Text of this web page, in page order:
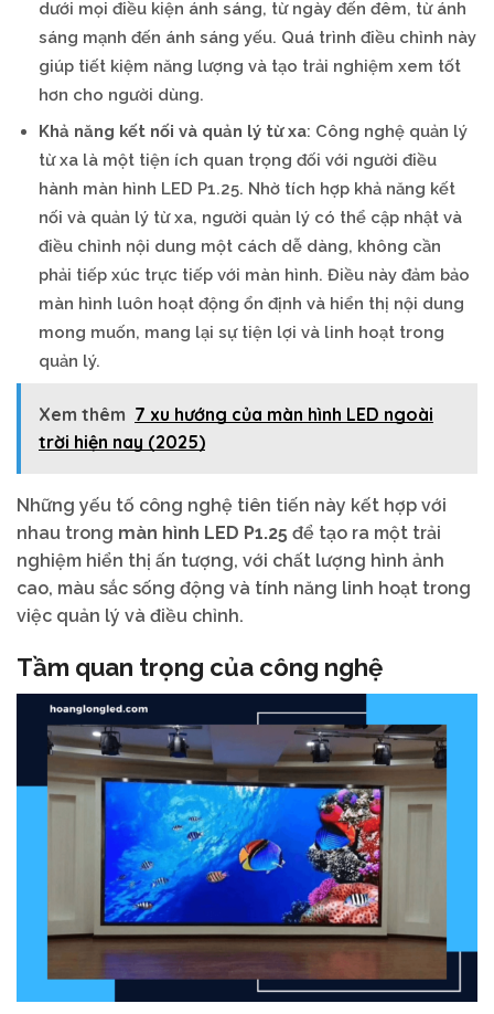
dưới mọi điều kiện ánh sáng, từ ngày đến đêm, từ ánh
sáng mạnh đến ánh sáng yếu. Quá trình điều chỉnh này
giúp tiết kiệm năng lượng và tạo trải nghiệm xem tốt
hơn cho người dùng.
Khả năng kết nối và quản lý từ xa: Công nghệ quản lý
từ xa là một tiện ích quan trọng đối với người điều
hành màn hình LED P1.25. Nhờ tích hợp khả năng kết
nối và quản lý từ xa, người quản lý có thể cập nhật và
điều chỉnh nội dung một cách dễ dàng, không cần
phải tiếp xúc trực tiếp với màn hình. Điều này đảm bảo
màn hình luôn hoạt động ổn định và hiển thị nội dung
mong muốn, mang lại sự tiện lợi và linh hoạt trong
quản lý.
Xem thêm 7 xu hướng của màn hình LED ngoài
trời hiện nay (2025)
Những yếu tố công nghệ tiên tiến này kết hợp với
nhau trong màn hình LED P1.25 để tạo ra một trải
nghiệm hiển thị ấn tượng, với chất lượng hình ảnh
cao, màu sắc sống động và tính năng linh hoạt trong
việc quản lý và điều chỉnh.
Tầm quan trọng của công nghệ